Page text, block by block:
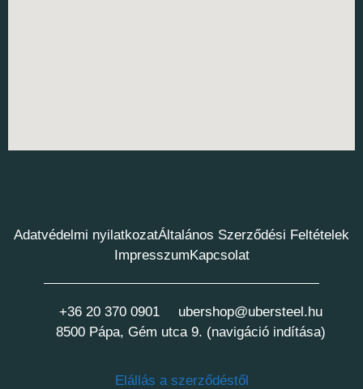
Adatvédelmi nyilatkozatÁltalános Szerződési Feltételek
ImpresszumKapcsolat
+36 20 370 0901
ubershop@ubersteel.hu
8500 Pápa, Gém utca 9. (navigáció indítása)
Elállás a szerződéstől